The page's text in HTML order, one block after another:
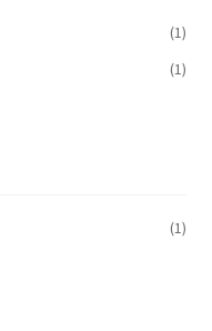
(1)
(1)
(1)